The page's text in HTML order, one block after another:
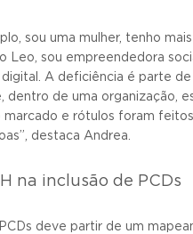
sou uma mulher, tenho
Leo, sou empreendedora
A deficiência é parte de
dentro de uma organização,
marcado e rótulos foram
destaca Andrea.
na inclusão de PCDs
deve partir de um